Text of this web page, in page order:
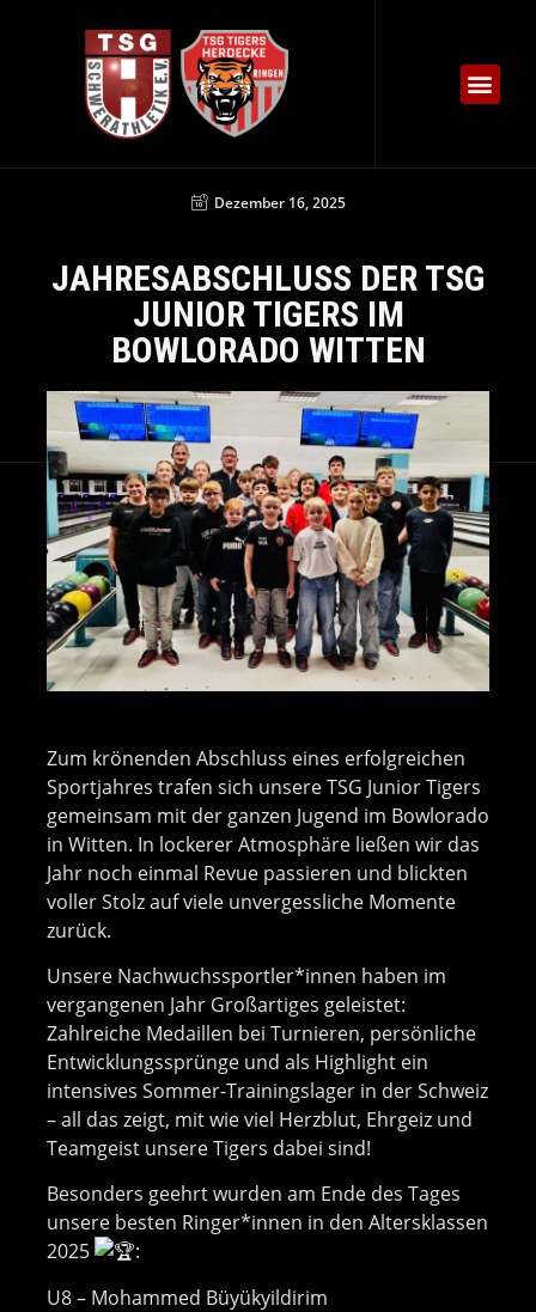
Dezember 16, 2025
JAHRESABSCHLUSS DER TSG
JUNIOR TIGERS IM
BOWLORADO WITTEN
Zum krönenden Abschluss eines erfolgreichen
Sportjahres trafen sich unsere TSG Junior Tigers
gemeinsam mit der ganzen Jugend im Bowlorado
in Witten. In lockerer Atmosphäre ließen wir das
Jahr noch einmal Revue passieren und blickten
voller Stolz auf viele unvergessliche Momente
zurück.
Unsere Nachwuchssportler*innen haben im
vergangenen Jahr Großartiges geleistet:
Zahlreiche Medaillen bei Turnieren, persönliche
Entwicklungssprünge und als Highlight ein
intensives Sommer-Trainingslager in der Schweiz
– all das zeigt, mit wie viel Herzblut, Ehrgeiz und
Teamgeist unsere Tigers dabei sind!
Besonders geehrt wurden am Ende des Tages
unsere besten Ringer*innen in den Altersklassen
2025
:
U8 – Mohammed Büyükyildirim